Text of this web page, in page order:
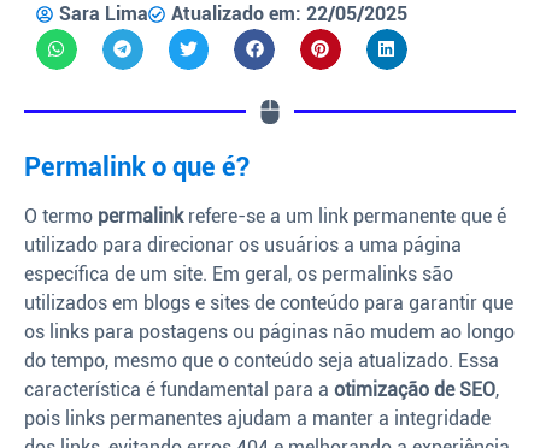
Sara Lima Atualizado em: 22/05/2025
Permalink o que é?
O termo permalinkrefere-se a um link permanente que é
utilizado para direcionar os usuários a uma página
específica de um site. Em geral, os permalinks são
utilizados em blogs e sites de conteúdo para garantir que
os links para postagens ou páginas não mudem ao longo
do tempo, mesmo que o conteúdo seja atualizado. Essa
característica é fundamental para a otimização de SEO,
pois links permanentes ajudam a manter a integridade